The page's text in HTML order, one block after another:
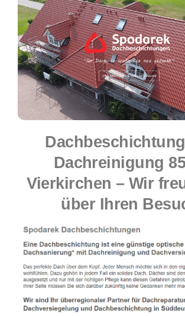
Dachreinigung
Vierkirchen – Wir
über Ihren